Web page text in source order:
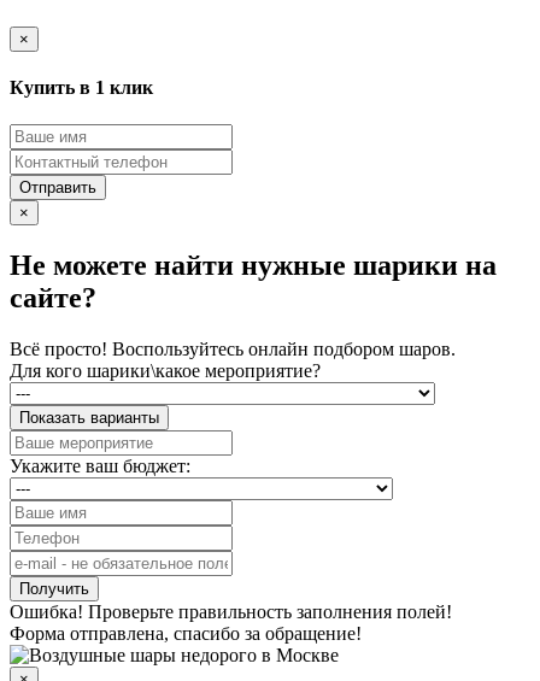
×
Купить в 1 клик
Отправить
×
Не можете найти нужные шарики на
сайте?
Всё просто! Воспользуйтесь онлайн подбором шаров.
Для кого шарики\какое мероприятие?
Показать варианты
Укажите ваш бюджет:
Получить
Ошибка! Проверьте правильность заполнения полей!
Форма отправлена, спасибо за обращение!